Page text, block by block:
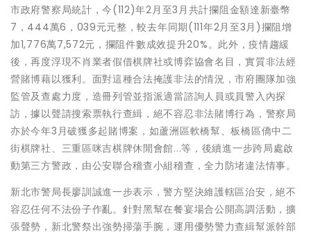
市政府警察局統計，今(112)年2月至3月共計攔阻金額達新臺幣
7，444萬6，039元元整，較去年同期(111年2月至3月)攔阻增
加1,776萬7,572元，攔阻件數成效提升20%。此外，疫情趨緩
後，再度浮現不肖業者假借棋牌社或博弈協會名目，實質非法經
營賭博藉以獲利。面對這種合法掩護非法的情況，市府團隊加強
監管及查處力度，造冊列管並指派適當諮詢人員或員警入內探
訪，據以聲請搜索票執行查緝，絕不容忍非法賭博行為，警察局
亦於今年3月破獲多起賭博案，如蘆洲區軟橋幫、板橋區僑中二
街棋牌社、三重區咪吉棋牌休閒會館...等，後續進一步跨局處啟
動第三方警政，由公安聯合稽查小組稽查，全力防堵違法情事。
新北市警局長廖訓誠進一步表示，警方堅決維護轄區治安，絕不
容忍任何不法份子作亂。針對黑幫在餐宴場合公開高調活動，擴
張聲勢，新北警祭出強勢掃蕩手腕，運用優勢警力查緝幫派幹部